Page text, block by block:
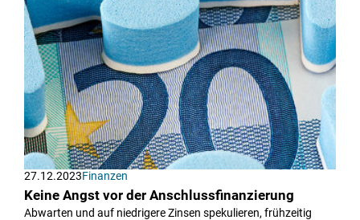
27.12.2023Finanzen
Keine Angst vor der Anschlussfinanzierung
Abwarten und auf niedrigere Zinsen spekulieren, frühzeitig